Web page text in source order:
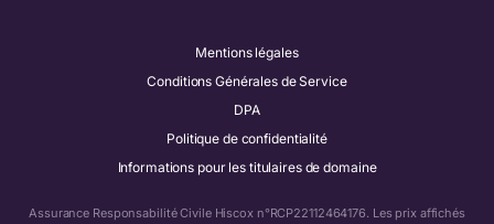
Mentions légales
Conditions Générales de Service
DPA
Politique de confidentialité
Informations pour les titulaires de domaine
Assurance Responsabilité Civile Hiscox n°RCP22112464176. Les prix affichés